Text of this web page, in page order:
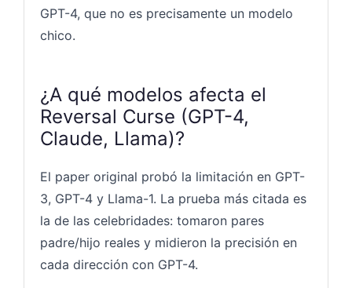
GPT-4, que no es precisamente un modelo
chico.
¿A qué modelos afecta el
Reversal Curse (GPT-4,
Claude, Llama)?
El paper original probó la limitación en GPT-
3, GPT-4 y Llama-1. La prueba más citada es
la de las celebridades: tomaron pares
padre/hijo reales y midieron la precisión en
cada dirección con GPT-4.